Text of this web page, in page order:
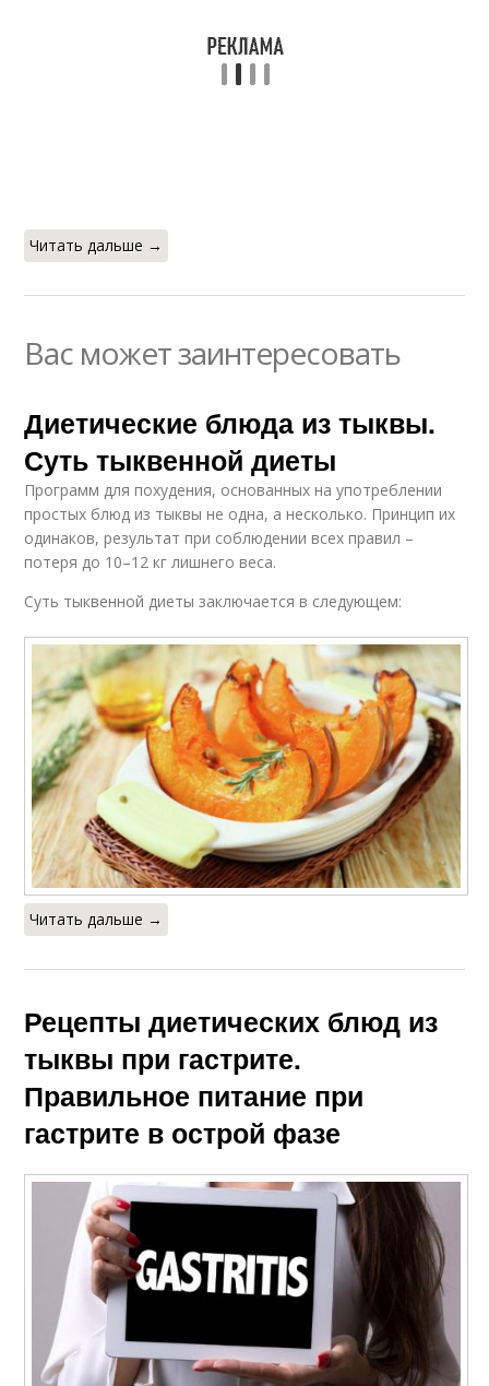
Читать дальше →
Вас может заинтересовать
Диетические блюда из тыквы.
Суть тыквенной диеты
Программ для похудения, основанных на употреблении
простых блюд из тыквы не одна, а несколько. Принцип их
одинаков, результат при соблюдении всех правил –
потеря до 10–12 кг лишнего веса.
Суть тыквенной диеты заключается в следующем:
Читать дальше →
Рецепты диетических блюд из
тыквы при гастрите.
Правильное питание при
гастрите в острой фазе